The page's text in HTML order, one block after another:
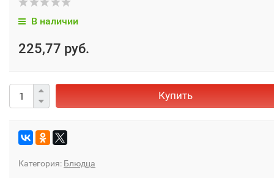
В наличии
225,77 руб.
Купить
Категория: Блюдца